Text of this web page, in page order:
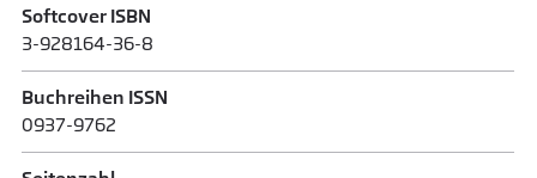
Softcover ISBN
3-928164-36-8
Buchreihen ISSN
0937-9762